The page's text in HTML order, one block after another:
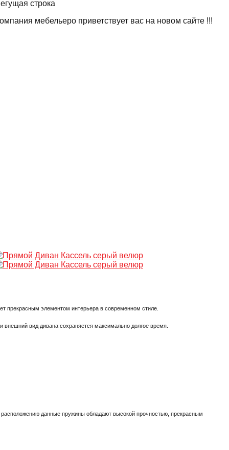
строка
мебельеро приветствует вас на новом сайте !!!
прекрасным элементом интерьера в современном стиле.
внешний вид дивана сохраняется максимально долгое время.
расположению данные пружины обладают высокой прочностью, прекрасным